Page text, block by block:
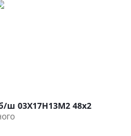
ш 03Х17Н13М2 48х2